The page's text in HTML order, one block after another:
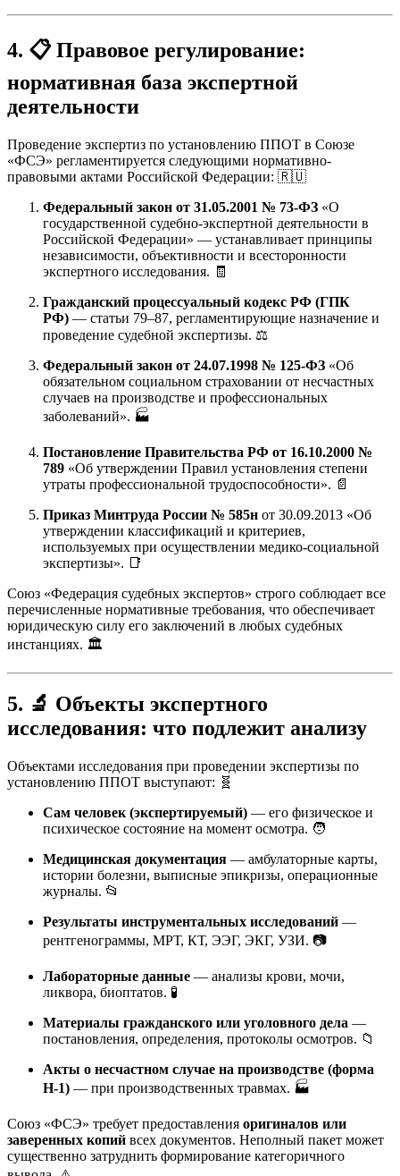
4. 📋 Правовое регулирование:
нормативная база экспертной
деятельности
Проведение экспертиз по установлению ППОТ в Союзе
«ФСЭ» регламентируется следующими нормативно-
правовыми актами Российской Федерации: 🇷🇺
Федеральный закон от 31.05.2001 № 73-ФЗ «О
государственной судебно-экспертной деятельности в
Российской Федерации» — устанавливает принципы
независимости, объективности и всесторонности
экспертного исследования. 🧾
Гражданский процессуальный кодекс РФ (ГПК
РФ) — статьи 79–87, регламентирующие назначение и
проведение судебной экспертизы. ⚖️
Федеральный закон от 24.07.1998 № 125-ФЗ «Об
обязательном социальном страховании от несчастных
случаев на производстве и профессиональных
заболеваний». 🏭
Постановление Правительства РФ от 16.10.2000 №
789 «Об утверждении Правил установления степени
утраты профессиональной трудоспособности». 📄
Приказ Минтруда России № 585н от 30.09.2013 «Об
утверждении классификаций и критериев,
используемых при осуществлении медико-социальной
экспертизы». 📑
Союз «Федерация судебных экспертов» строго соблюдает все
перечисленные нормативные требования, что обеспечивает
юридическую силу его заключений в любых судебных
инстанциях. 🏛️
5. 🔬 Объекты экспертного
исследования: что подлежит анализу
Объектами исследования при проведении экспертизы по
установлению ППОТ выступают: 🧬
Сам человек (экспертируемый) — его физическое и
психическое состояние на момент осмотра. 🧑
Медицинская документация — амбулаторные карты,
истории болезни, выписные эпикризы, операционные
журналы. 📂
Результаты инструментальных исследований —
рентгенограммы, МРТ, КТ, ЭЭГ, ЭКГ, УЗИ. 📷
Лабораторные данные — анализы крови, мочи,
ликвора, биоптатов. 🧪
Материалы гражданского или уголовного дела —
постановления, определения, протоколы осмотров. 📁
Акты о несчастном случае на производстве (форма
Н-1) — при производственных травмах. 🏭
Союз «ФСЭ» требует предоставления оригиналов или
заверенных копий всех документов. Неполный пакет может
существенно затруднить формирование категоричного